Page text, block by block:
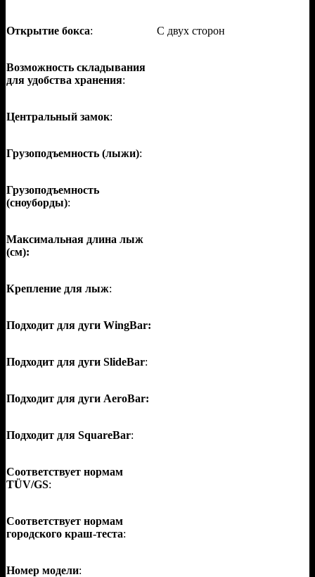
Открытие бокса: С двух сторон
Возможность складывания
для удобства хранения:
Центральный замок:
Грузоподъемность (лыжи):
Грузоподъемность
(сноуборды):
Максимальная длина лыж
(см):
Крепление для лыж:
Подходит для дуги WingBar:
Подходит для дуги SlideBar:
Подходит для дуги AeroBar:
Подходит для SquareBar:
Соответствует нормам
TÜV/GS:
Соответствует нормам
городского краш-теста:
Номер модели: